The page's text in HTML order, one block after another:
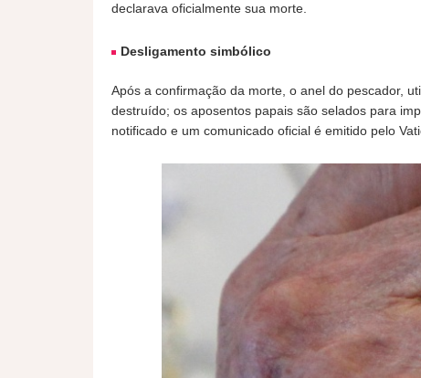
declarava oficialmente sua morte.
Desligamento simbólico
Após a confirmação da morte, o anel do pescador,
destruído; os aposentos papais são selados para
notificado e um comunicado oficial é emitido pelo